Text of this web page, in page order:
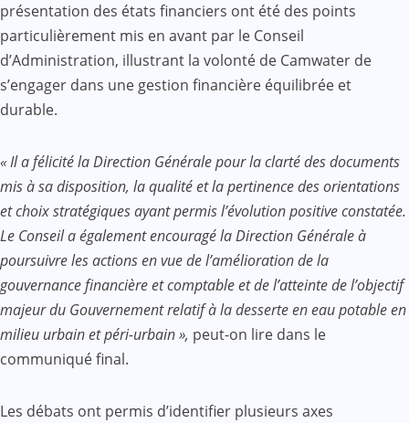
présentation des états financiers ont été des points
particulièrement mis en avant par le Conseil
d’Administration, illustrant la volonté de Camwater de
s’engager dans une gestion financière équilibrée et
durable.
« Il a félicité la Direction Générale pour la clarté des documents
mis à sa disposition, la qualité et la pertinence des orientations
et choix stratégiques ayant permis l’évolution positive constatée.
Le Conseil a également encouragé la Direction Générale à
poursuivre les actions en vue de l’amélioration de la
gouvernance financière et comptable et de l’atteinte de l’objectif
majeur du Gouvernement relatif à la desserte en eau potable en
milieu urbain et péri-urbain », peut-on lire dans le
communiqué final.
Les débats ont permis d’identifier plusieurs axes